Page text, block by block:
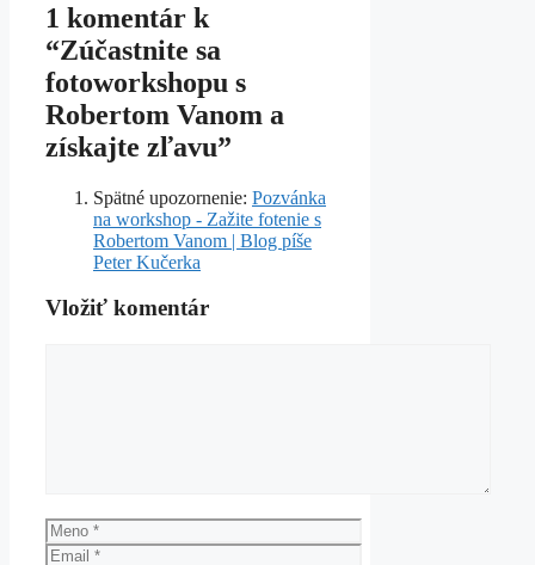
1 komentár k
“Zúčastnite sa
fotoworkshopu s
Robertom Vanom a
získajte zľavu”
Spätné upozornenie: Pozvánka
na workshop - Zažite fotenie s
Robertom Vanom | Blog píše
Peter Kučerka
Vložiť komentár
Meno
Email